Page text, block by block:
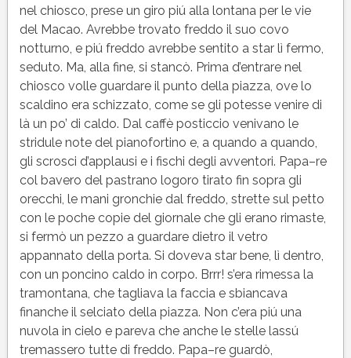
nel chiosco, prese un giro piú alla lontana per le vie
del Macao. Avrebbe trovato freddo il suo covo
notturno, e piú freddo avrebbe sentito a star lì fermo,
seduto. Ma, alla fine, si stancò. Prima d’entrare nel
chiosco volle guardare il punto della piazza, ove lo
scaldino era schizzato, come se gli potesse venire di
là un po’ di caldo. Dal caffè posticcio venivano le
stridule note del pianofortino e, a quando a quando,
gli scrosci d’applausi e i fischi degli avventori. Papa–re
col bavero del pastrano logoro tirato fin sopra gli
orecchi, le mani gronchie dal freddo, strette sul petto
con le poche copie del giornale che gli erano rimaste,
si fermò un pezzo a guardare dietro il vetro
appannato della porta. Si doveva star bene, lì dentro,
con un poncino caldo in corpo. Brrr! s’era rimessa la
tramontana, che tagliava la faccia e sbiancava
finanche il selciato della piazza. Non c’era piú una
nuvola in cielo e pareva che anche le stelle lassú
tremassero tutte di freddo. Papa–re guardò,